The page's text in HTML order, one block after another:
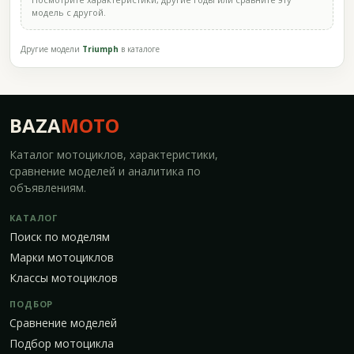
модель с другой.
Другие модели Triumph в каталоге
BAZAMOTO
Каталог мотоциклов, характеристики,
сравнение моделей и аналитика по
объявлениям.
КАТАЛОГ
Поиск по моделям
Марки мотоциклов
Классы мотоциклов
ПОДБОР
Сравнение моделей
Подбор мотоцикла